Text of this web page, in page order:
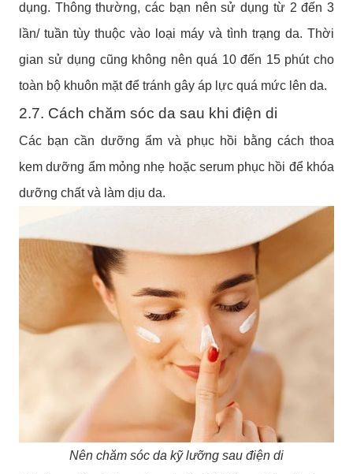
dụng. Thông thường, các bạn nên sử dụng từ 2 đến 3
lần/ tuần tùy thuộc vào loại máy và tình trạng da. Thời
gian sử dụng cũng không nên quá 10 đến 15 phút cho
toàn bộ khuôn mặt để tránh gây áp lực quá mức lên da.
2.7. Cách chăm sóc da sau khi điện di
Các bạn cần dưỡng ẩm và phục hồi bằng cách thoa
kem dưỡng ẩm mỏng nhẹ hoặc serum phục hồi để khóa
dưỡng chất và làm dịu da.
Nên chăm sóc da kỹ lưỡng sau điện di